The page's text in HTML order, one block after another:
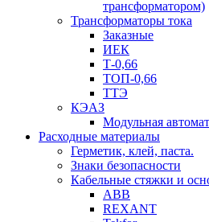
трансформатором)
Трансформаторы тока
Заказные
ИЕК
Т-0,66
ТОП-0,66
ТТЭ
КЭАЗ
Модульная
Расходные материалы
Герметик, клей, паста.
Знаки безопасности
Кабельные стяжки и
ABB
REXANT